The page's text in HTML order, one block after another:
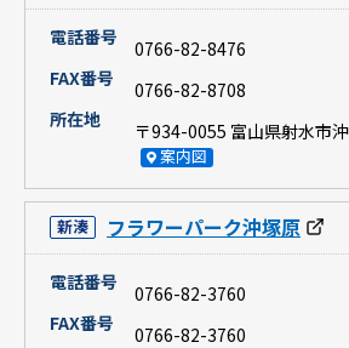
電話番号
0766-82-8476
FAX番号
0766-82-8708
所在地
〒934-0055 富山県射水市
案内図
新湊 フラワーパーク沖塚原
電話番号
0766-82-3760
FAX番号
0766-82-3760